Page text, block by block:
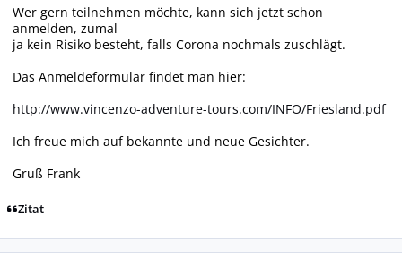
Wer gern teilnehmen möchte, kann sich jetzt schon
anmelden, zumal
ja kein Risiko besteht, falls Corona nochmals zuschlägt.
Das Anmeldeformular findet man hier:
http://www.vincenzo-adventure-tours.com/INFO/Friesland.pdf
Ich freue mich auf bekannte und neue Gesichter.
Gruß Frank
Zitat